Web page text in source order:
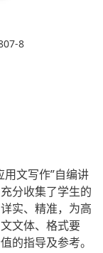
8
文写作”自编讲
分收集了学生的
实、精准，为高
文体、格式要
的指导及参考。